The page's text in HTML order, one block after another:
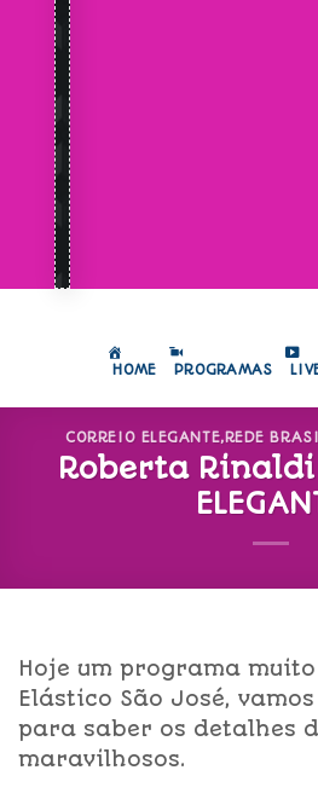
HOME PROGRAMAS
CORREIO ELEGANTE,REDE
Roberta Rinaldi
Hoje um programa
Elástico São José,
para saber os detalhes
maravilhosos.